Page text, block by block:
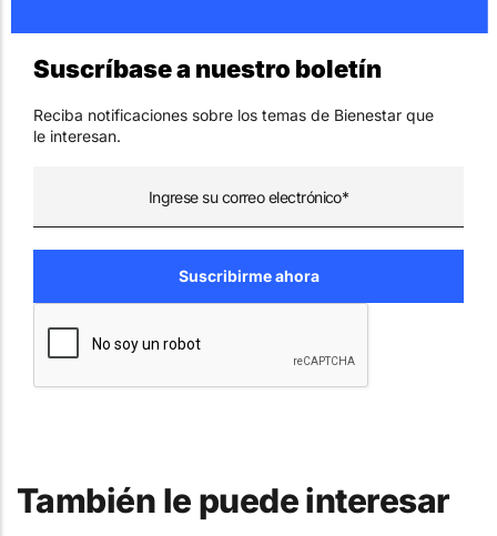
Suscríbase a nuestro boletín
Reciba notificaciones sobre los temas de Bienestar que
le interesan.
También le puede interesar